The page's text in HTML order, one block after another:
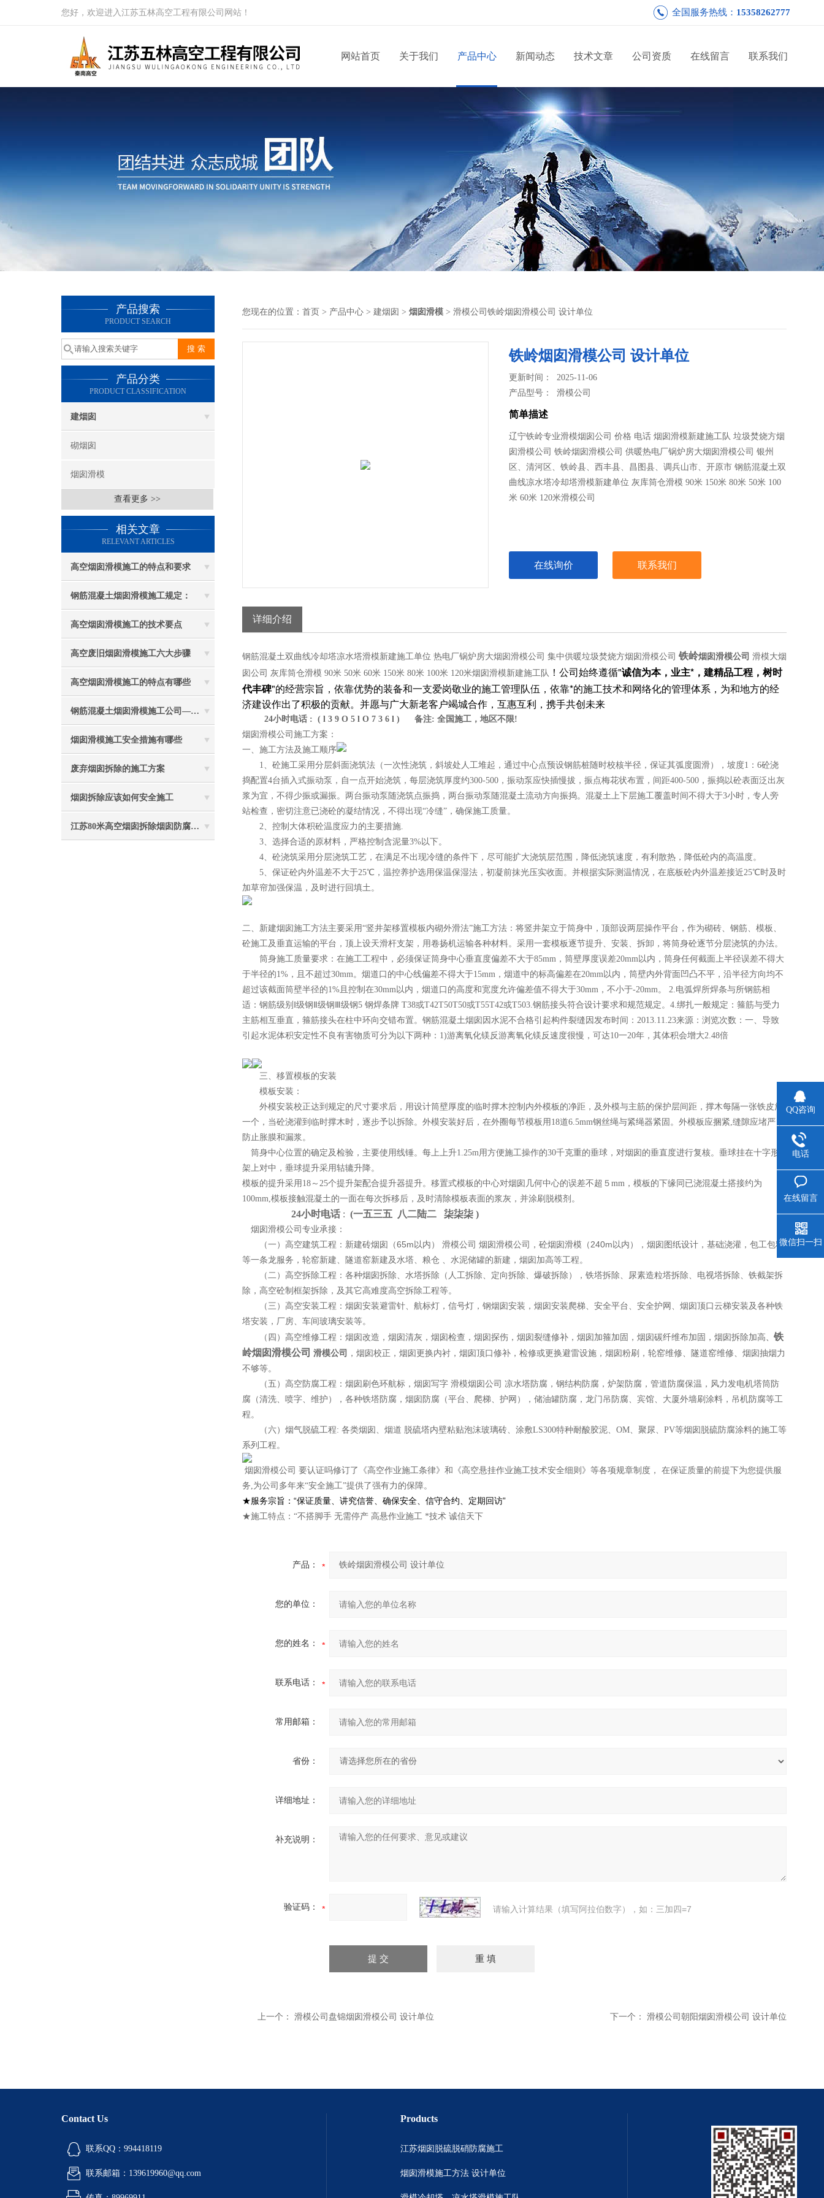
您好，欢迎进入江苏五林高空工程有限公司网站！ 全国服务热线： 15358262777
网站首页 关于我们 产品中心 新闻动态 技术文章 公司资质 在线留言 联系我们
产品搜索
PRODUCT SEARCH
产品分类
PRODUCT CLASSIFICATION
建烟囱
砌烟囱
烟囱滑模
查看更多 >>
相关文章
RELEVANT ARTICLES
高空烟囱滑模施工的特点和要求
钢筋混凝土烟囱滑模施工规定：
高空烟囱滑模施工的技术要点
高空废旧烟囱滑模施工六大步骤
高空烟囱滑模施工的特点有哪些
钢筋混凝土烟囱滑模施工公司——选五林高空
烟囱滑模施工安全措施有哪些
废弃烟囱拆除的施工方案
烟囱拆除应该如何安全施工
江苏80米高空烟囱拆除烟囱防腐工程施工安全注意事项
您现在的位置： 首页 > 产品中心 > 建烟囱 > 烟囱滑模 > 滑模公司铁岭烟囱滑模公司 设计单位
铁岭烟囱滑模公司 设计单位
更新时间： 2025-11-06
产品型号：滑模公司
简单描述
辽宁铁岭专业滑模烟囱公司 价格 电话 烟囱滑模新建施工队 垃圾焚烧方烟
囱滑模公司 铁岭烟囱滑模公司 供暖热电厂锅炉房大烟囱滑模公司 银州
区、清河区、铁岭县、西丰县、昌图县、调兵山市、开原市 钢筋混凝土双
曲线凉水塔冷却塔滑模新建单位 灰库筒仓滑模 90米 150米 80米 50米 100
米 60米 120米滑模公司
在线询价 联系我们
详细介绍
钢筋混凝土双曲线冷却塔凉水塔滑模新建施工单位 热电厂锅炉房大烟囱滑模公司 集中供暖垃圾焚烧方烟囱滑模公司 铁岭烟囱滑模公司 滑模大烟
囱公司 灰库筒仓滑模 90米 50米 60米 150米 80米 100米 120米烟囱滑模新建施工队 ！公司始终遵循"诚信为本，业主*，建精品工程，树时
代丰碑"的经营宗旨，依靠优势的装备和一支爱岗敬业的施工管理队伍，依靠*的施工技术和网络化的管理体系，为和地方的经
济建设作出了积极的贡献。并愿与广大新老客户竭城合作，互惠互利，携手共创未来
24小时电话 : ( l 3 9 O 5 l O 7 3 6 l ) 备注: 全国施工，地区不限!
烟囱滑模公司施工方案：
一、施工方法及施工顺序
1、砼施工采用分层斜面浇筑法（一次性浇筑，斜坡处人工堆起，通过中心点预设钢筋桩随时校核半径，保证其弧度圆滑），坡度1：6砼浇
捣配置4台插入式振动泵，自一点开始浇筑，每层浇筑厚度约300-500，振动泵应快插慢拔，振点梅花状布置，间距400-500，振捣以砼表面泛出灰
浆为宜，不得少振或漏振。两台振动泵随浇筑点振捣，两台振动泵随混凝土流动方向振捣。混凝土上下层施工覆盖时间不得大于3小时，专人旁
站检查，密切注意已浇砼的凝结情况，不得出现“冷缝”，确保施工质量。
2、控制大体积砼温度应力的主要措施.
3、选择合适的原材料，严格控制含泥量3%以下。
4、砼浇筑采用分层浇筑工艺，在满足不出现冷缝的条件下，尽可能扩大浇筑层范围，降低浇筑速度，有利散热，降低砼内的高温度。
5、保证砼内外温差不大于25℃，温控养护选用保温保湿法，初凝前抹光压实收面。并根据实际测温情况，在底板砼内外温差接近25℃时及时
加草帘加强保温，及时进行回填土。
二、新建烟囱施工方法主要采用“竖井架移置模板内砌外滑法”施工方法：将竖井架立于筒身中，顶部设两层操作平台，作为砌砖、钢筋、模板、
砼施工及垂直运输的平台，顶上设天滑杆支架，用卷扬机运输各种材料。采用一套模板逐节提升、安装、拆卸，将筒身砼逐节分层浇筑的办法。
筒身施工质量要求：在施工工程中，必须保证筒身中心垂直度偏差不大于85mm，筒壁厚度误差20mm以内，筒身任何截面上半径误差不得大
于半径的1%，且不超过30mm。烟道口的中心线偏差不得大于15mm，烟道中的标高偏差在20mm以内，筒壁内外背面凹凸不平，沿半径方向均不
超过该截面筒壁半径的1%且控制在30mm以内，烟道口的高度和宽度允许偏差值不得大于30mm，不小于-20mm。 2.电弧焊所焊条与所钢筋相
适：钢筋级别Ⅰ级钢Ⅱ级钢Ⅲ级钢5 钢焊条牌 T38或T42T50T50或T55T42或T503.钢筋接头符合设计要求和规范规定。4.绑扎一般规定：箍筋与受力
主筋相互垂直，箍筋接头在柱中环向交错布置。钢筋混凝土烟囱因水泥不合格引起构件裂缝因发布时间：2013.11.23来源：浏览次数：一、导致
引起水泥体积安定性不良有害物质可分为以下两种：1)游离氧化镁反游离氧化镁反速度很慢，可达10一20年，其体积会增大2.48倍
三、移置模板的安装
模板安装：
外模安装校正达到规定的尺寸要求后，用设计筒壁厚度的临时撑木控制内外模板的净距，及外模与主筋的保护层间距，撑木每隔一张铁皮放
一个，当砼浇灌到临时撑木时，逐步予以拆除。外模安装好后，在外圈每节模板用18道6.5mm钢丝绳与紧绳器紧固。外模板应捆紧,缝隙应堵严，
防止胀膜和漏浆。
筒身中心位置的确定及检验，主要使用线锤。每上上升1.25m用方便施工操作的30千克重的垂球，对烟囱的垂直度进行复核。垂球挂在十字形
架上对中，垂球提升采用轱辘升降。
模板的提升采用18～25个提升架配合提升器提升。移置式模板的中心对烟囱几何中心的误差不超５mm，模板的下缘同已浇混凝土搭接约为
100mm,模板接触混凝土的一面在每次拆移后，及时清除模板表面的浆灰，并涂刷脱模剂。
24小时电话 : (一五三五 八二陆二 柒柒柒 )
烟囱滑模公司专业承接：
（一） 高空建筑工程：新建砖烟囱（65m以内） 滑模公司 烟囱滑模公司
，砼烟囱滑模（240m以内），烟囱图纸设计，基础浇灌，包工包料
等一条龙服务，轮窑新建、隧道窑新建及水塔、粮仓
、水泥储罐的新建，烟囱加高等工程。
（二）高空拆除工程：各种烟囱拆除、水塔拆除（人工拆除、定向拆除、爆破拆除），铁塔拆除、尿素造粒塔拆除、电视塔拆除、铁截架拆
除，高空砼制框架拆除，及其它高难度高空拆除工程等。
（三）高空安装工程：烟囱安装避雷针、航标灯，信号灯，钢烟囱安装，烟囱安装爬梯、安全平台、安全护网、烟囱顶口云梯安装及各种铁
塔安装，厂房、车间玻璃安装等。
（四）高空维修工程：烟囱改造，烟囱清灰，烟囱检查，烟囱探伤，烟囱裂缝修补，烟囱加箍加固，烟囱碳纤维布加固，烟囱拆除加高、 铁
岭烟 囱滑模公司 滑模公司
，烟囱校正，烟囱更换内衬，烟囱顶口修补，检修或更换避雷设施，烟囱粉刷，轮窑维修、隧道窑维修、烟囱抽烟力
不够等。
（五）高空防腐工程：烟囱刷色环航标，烟囱写字 滑模烟囱公司 凉水塔防腐，钢结构防腐，炉架防腐，管道防腐保温，风力发电机塔筒防
腐（清洗、喷字、维护），各种铁塔防腐，烟囱防腐（平台、爬梯、护网），储油罐防腐，龙门吊防腐、宾馆、大厦外墙刷涂料，吊机防腐等工
程。
（六）烟气脱硫工程: 各类烟囱、烟道 脱硫塔内壁粘贴泡沫玻璃砖、涂敷LS300特种耐酸胶泥、OM、聚尿、PV等烟囱脱硫防腐涂料的施工等
系列工程。
烟囱滑模公司 要认证吗修订了《高空作业施工条律》和《高空悬挂作业施工技术安全细则》等各项规章制度， 在保证质量的前提下为您提供服
务,为公司多年来“安全施工”提供了强有力的保障。
★服务宗旨：“保证质量、讲究信誉、确保安全、信守合约、定期回访”
★施工特点：“不搭脚手 无需停产 高悬作业施工 *技术 诚信天下
产品：
您的单位：
您的姓名：
联系电话：
常用邮箱：
省份：
详细地址：
补充说明：
验证码： 请输入计算结果（填写阿拉伯数字），如：三加四=7
上一个： 滑模公司盘锦烟囱滑模公司 设计单位 下一个： 滑模公司朝阳烟囱滑模公司 设计单位
Contact Us
联系QQ：994418119
联系邮箱：139619960@qq.com
Products
江苏烟囱脱硫脱硝防腐施工
烟囱滑模施工方法 设计单位
QQ咨询
电话
在线留言
微信扫一扫